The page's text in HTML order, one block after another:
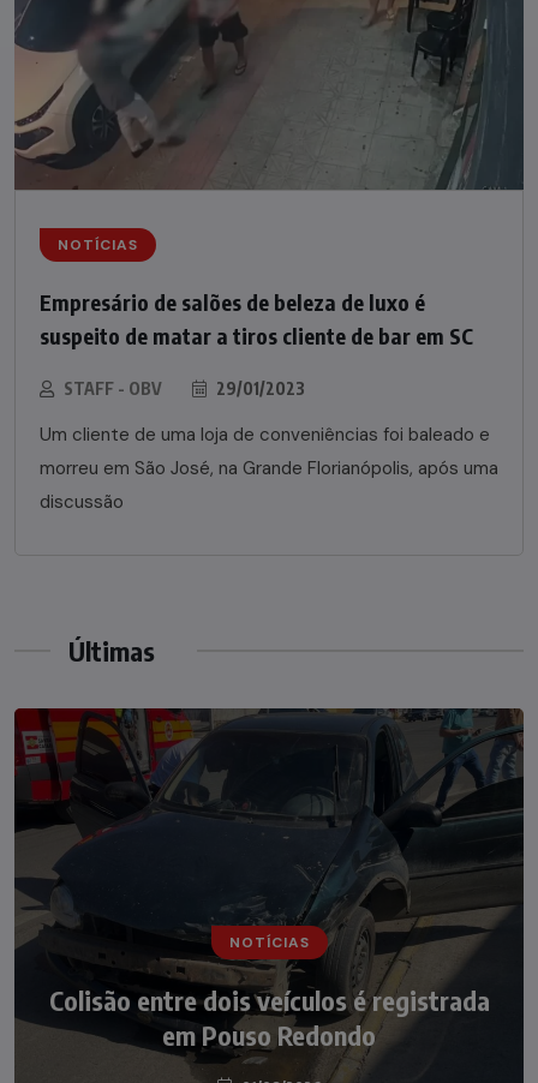
NOTÍCIAS
Empresário de salões de beleza de luxo é
suspeito de matar a tiros cliente de bar em SC
STAFF - OBV 29/01/2023
Um cliente de uma loja de conveniências foi baleado e
morreu em São José, na Grande Florianópolis, após uma
discussão
Últimas
NOTÍCIAS
Colisão entre dois veículos é registrada
em Pouso Redondo
NOTÍCIAS
Irmãos de 7 e 14 anos morrem
atropelados na BR-470 em Pouso
Redondo